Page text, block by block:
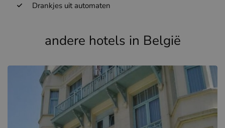
Drankjes uit automaten
andere hotels in België